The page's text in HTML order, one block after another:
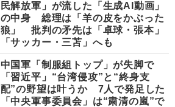
民解放軍」が流した「生成AI動画」
の中身 総理は「羊の皮をかぶった
狼」 批判の矛先は「卓球・張本」
「サッカー・三苫」へも
中国軍「制服組トップ」が失脚で
「習近平」“台湾侵攻”と“終身支
配”の野望は叶うか 7人で発足した
「中央軍事委員会」は“粛清の嵐”で